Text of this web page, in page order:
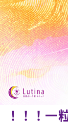
！！！一